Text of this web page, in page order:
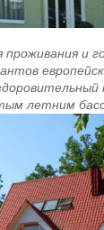
и
летним